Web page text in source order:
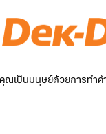
ณเป็นมนุษย์ด้วยการทำค